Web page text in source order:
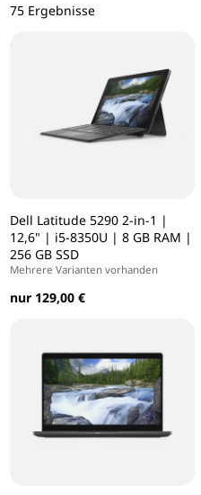
75 Ergebnisse
Dell Latitude 5290 2-in-1 |
12,6" | i5-8350U | 8 GB RAM |
256 GB SSD
Mehrere Varianten vorhanden
nur 129,00 €